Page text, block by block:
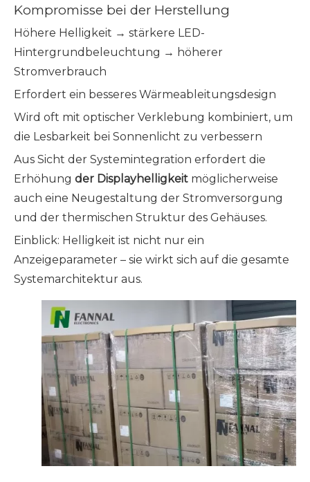
Kompromisse bei der Herstellung
Höhere Helligkeit → stärkere LED-
Hintergrundbeleuchtung → höherer
Stromverbrauch
Erfordert ein besseres Wärmeableitungsdesign
Wird oft mit optischer Verklebung kombiniert, um
die Lesbarkeit bei Sonnenlicht zu verbessern
Aus Sicht der Systemintegration erfordert die
Erhöhung der Displayhelligkeit möglicherweise
auch eine Neugestaltung der Stromversorgung
und der thermischen Struktur des Gehäuses.
Einblick: Helligkeit ist nicht nur ein
Anzeigeparameter – sie wirkt sich auf die gesamte
Systemarchitektur aus.